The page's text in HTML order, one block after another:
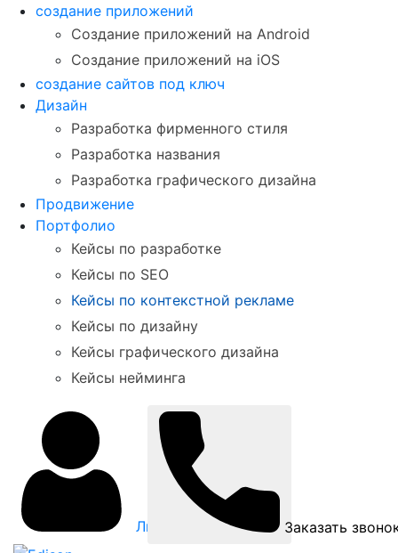
создание приложений
Создание приложений на Android
Создание приложений на iOS
создание сайтов под ключ
Дизайн
Разработка фирменного стиля
Разработка названия
Разработка графического дизайна
Продвижение
Портфолио
Кейсы по разработке
Кейсы по SEO
Кейсы по контекстной рекламе
Кейсы по дизайну
Кейсы графического дизайна
Кейсы нейминга
Личный кабинет Заказать